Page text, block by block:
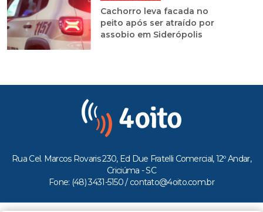
Cachorro leva facada no
peito após ser atraído por
assobio em Siderópolis
Rua Cel. Marcos Rovaris 230, Ed Due Fratelli Comercial, 12º Andar,
Criciúma - SC
Fone: (48) 3431-5150 / contato@4oito.com.br